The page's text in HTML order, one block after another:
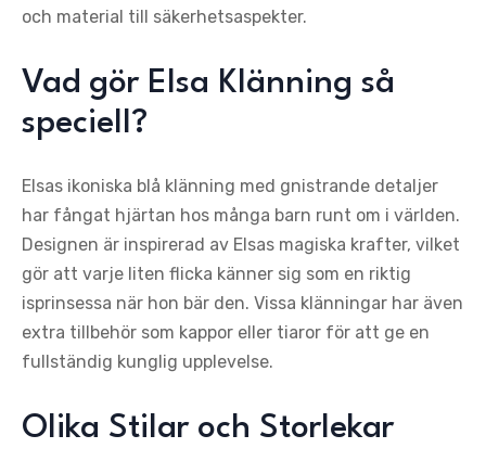
och material till säkerhetsaspekter.
Vad gör Elsa Klänning så
speciell?
Elsas ikoniska blå klänning med gnistrande detaljer
har fångat hjärtan hos många barn runt om i världen.
Designen är inspirerad av Elsas magiska krafter, vilket
gör att varje liten flicka känner sig som en riktig
isprinsessa när hon bär den. Vissa klänningar har även
extra tillbehör som kappor eller tiaror för att ge en
fullständig kunglig upplevelse.
Olika Stilar och Storlekar